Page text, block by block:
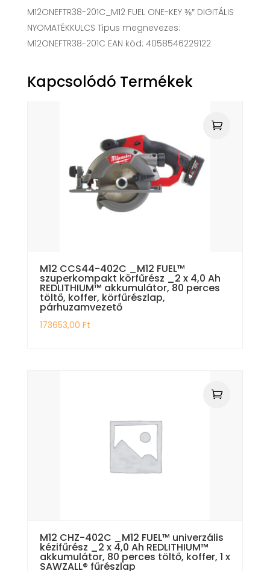
M12ONEFTR38-201C_M12 FUEL ONE-KEY ⅜″ DIGITÁLIS
NYOMATÉKKULCS Tipus megnevezes:
M12ONEFTR38-201C EAN kód: 4058546229122
Kapcsolódó Termékek
M12 CCS44-402C _M12 FUEL™
szuperkompakt körfűrész _2 x 4,0 Ah
REDLITHIUM™ akkumulátor, 80 perces
töltő, koffer, körfűrészlap,
párhuzamvezető
173653,00 Ft
M12 CHZ-402C _M12 FUEL™ univerzális
kézifűrész _2 x 4,0 Ah REDLITHIUM™
akkumulátor, 80 perces töltő, koffer, 1 x
SAWZALL® fűrészlap